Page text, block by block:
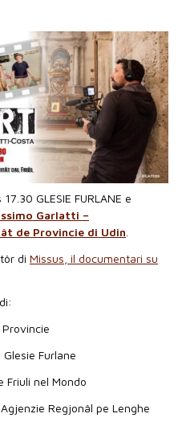
GLESIE FURLANE e
Garlatti –
de Provincie di Udin
di Missus, il documentari su
Furlane
Friuli nel Mondo
Regjonâl pe Lenghe